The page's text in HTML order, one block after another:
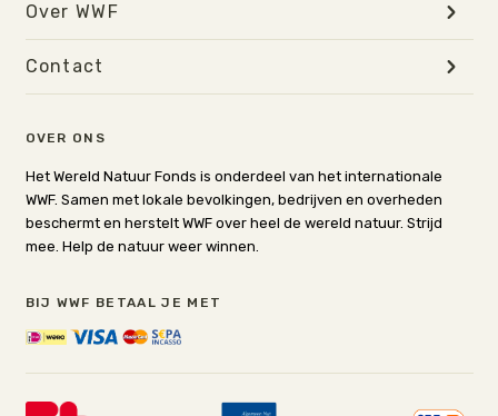
OVER ONS
Het Wereld Natuur Fonds is onderdeel van het internationale
WWF. Samen met lokale bevolkingen, bedrijven en overheden
beschermt en herstelt WWF over heel de wereld natuur. Strijd
mee. Help de natuur weer winnen.
BIJ WWF BETAAL JE MET
Over WWF
Contact